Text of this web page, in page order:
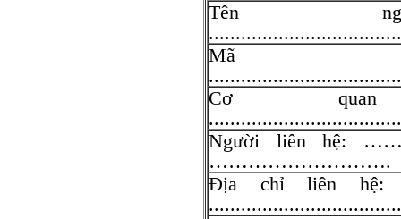
Tên
Mã
Cơ
Người liên hệ:
……………………….
Địa chỉ liên